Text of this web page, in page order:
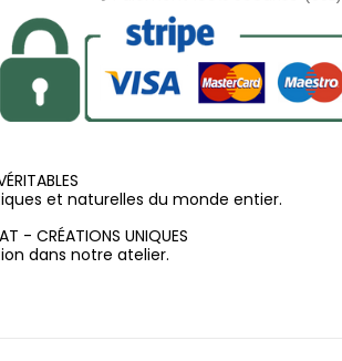
et naturelles du monde entier.
- CRÉATIONS UNIQUES
dans notre atelier.